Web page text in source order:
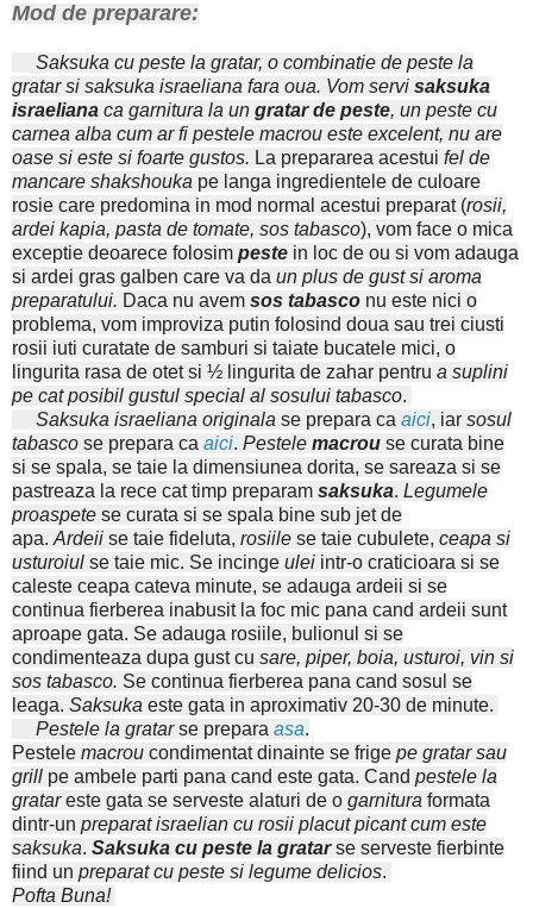
Mod de preparare:
Saksuka cu peste la gratar, o combinatie de peste la
gratar si saksuka israeliana fara oua. Vom servi saksuka
israeliana ca garnitura la un gratar de peste, un peste cu
carnea alba cum ar fi pestele macrou este excelent, nu are
oase si este si foarte gustos. La prepararea acestui fel de
mancare shakshouka pe langa ingredientele de culoare
rosie care predomina in mod normal acestui preparat (rosii,
ardei kapia, pasta de tomate, sos tabasco), vom face o mica
exceptie deoarece folosim peste in loc de ou si vom adauga
si ardei gras galben care va da un plus de gust si aroma
preparatului. Daca nu avem sos tabasco nu este nici o
problema, vom improviza putin folosind doua sau trei ciusti
rosii iuti curatate de samburi si taiate bucatele mici, o
lingurita rasa de otet si ½ lingurita de zahar pentru a suplini
pe cat posibil gustul special al sosului tabasco.
Saksuka israeliana originala se prepara ca aici, iar sosul
tabasco se prepara ca aici. Pestele macrou se curata bine
si se spala, se taie la dimensiunea dorita, se sareaza si se
pastreaza la rece cat timp preparam saksuka. Legumele
proaspete se curata si se spala bine sub jet de
apa. Ardeii se taie fideluta, rosiile se taie cubulete, ceapa si
usturoiul se taie mic. Se incinge ulei intr-o craticioara si se
caleste ceapa cateva minute, se adauga ardeii si se
continua fierberea inabusit la foc mic pana cand ardeii sunt
aproape gata. Se adauga rosiile, bulionul si se
condimenteaza dupa gust cu sare, piper, boia, usturoi, vin si
sos tabasco. Se continua fierberea pana cand sosul se
leaga. Saksuka este gata in aproximativ 20-30 de minute.
Pestele la gratar se prepara asa.
Pestele macrou condimentat dinainte se frige pe gratar sau
grill pe ambele parti pana cand este gata. Cand pestele la
gratar este gata se serveste alaturi de o garnitura formata
dintr-un preparat israelian cu rosii placut picant cum este
saksuka. Saksuka cu peste la gratar se serveste fierbinte
fiind un preparat cu peste si legume delicios.
Pofta Buna!